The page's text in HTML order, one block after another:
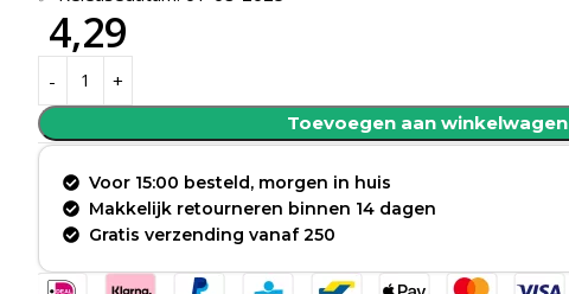
4,29
Toevoegen aan winkelwagen
Voor 15:00 besteld, morgen in huis
Makkelijk retourneren binnen 14 dagen
Gratis verzending vanaf 250